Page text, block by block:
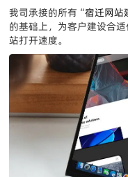
我司承接的所有“宿迁网站
的基础上，为客户建设合
站打开速度。